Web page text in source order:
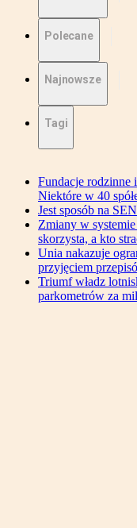
Polecane
Najnowsze
Tagi
Fundacje rodzinne
Niektóre w 40
Jest sposób na
Zmiany w
skorzysta, a kto
Unia nakazuje
przyjęciem
Triumf władz
parkometrów za